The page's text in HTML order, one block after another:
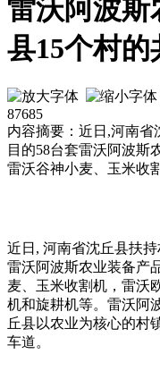
雷沃阿波
县15个村的
87685
内容摘要：近日,河南省
目的58台套雷沃阿波斯
雷沃谷神小麦、玉米收
近日, 河南省沈丘县扶
雷沃阿波斯农业装备产
麦、玉米收割机，雷沃
机和旋耕机等。雷沃阿
丘县以农业为核心的村
车道。